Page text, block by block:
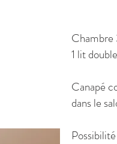
Chambre
1 lit
Canapé
dans le